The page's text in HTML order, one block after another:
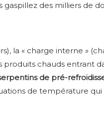
des milliers de
la « charge interne »
produits chauds entrant
de pré-
de température